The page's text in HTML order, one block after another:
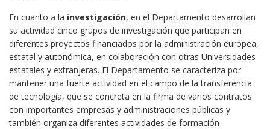
En cuanto a la investigación, en el Departamento desarrollan
su actividad cinco grupos de investigación que participan en
diferentes proyectos financiados por la administración europea,
estatal y autonómica, en colaboración con otras Universidades
estatales y extranjeras. El Departamento se caracteriza por
mantener una fuerte actividad en el campo de la transferencia
de tecnología, que se concreta en la firma de varios contratos
con importantes empresas y administraciones públicas y
también organiza diferentes actividades de formación